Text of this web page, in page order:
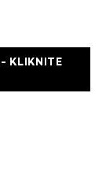
- KLIKNITE